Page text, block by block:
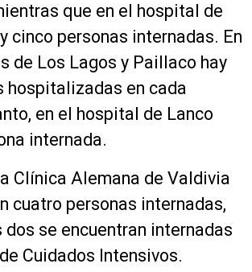
que en el hospital de
cinco personas internadas. En
de Los Lagos y Paillaco hay
hospitalizadas en cada
en el hospital de Lanco
internada.
Clínica Alemana de Valdivia
cuatro personas internadas,
dos se encuentran internadas
Cuidados Intensivos.